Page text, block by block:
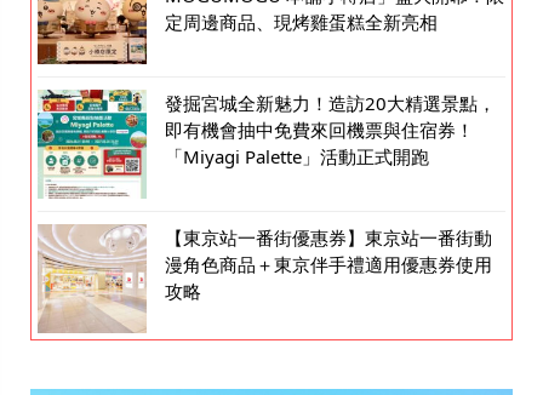
定周邊商品、現烤雞蛋糕全新亮相
發掘宮城全新魅力！造訪20大精選景點，
即有機會抽中免費來回機票與住宿券！
「Miyagi Palette」活動正式開跑
【東京站一番街優惠券】東京站一番街動
漫角色商品＋東京伴手禮適用優惠券使用
攻略